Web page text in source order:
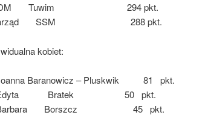
ADM Tuwim 294 pkt.
Zarząd SSM 288 pkt.
kobiet:
Baranowicz – Pluskwik 81 pkt.
Edyta Bratek 50 pkt.
Barbara Borszcz 45 pkt.